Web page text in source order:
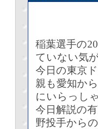
稲葉選手の
ていない気
今日の東京
親も愛知か
にいらっし
今日解説の
野投手から